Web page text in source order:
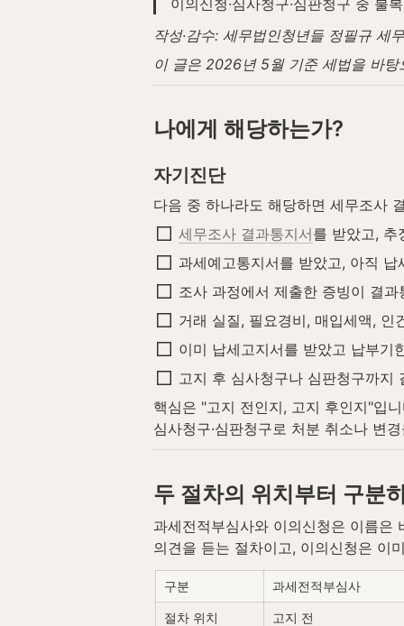
이의신청·심사청구·심판청구 중 불
작성·감수: 세무법인청년들 정필규 세
이 글은 2026년 5월 기준 세법을 바탕
나에게 해당하는가?
자기진단
다음 중 하나라도 해당하면 세무조사
세무조사 결과통지서를 받았고, 추
과세예고통지서를 받았고, 아직
조사 과정에서 제출한 증빙이 결
거래 실질, 필요경비, 매입세액, 인
이미 납세고지서를 받았고 납부기
고지 후 심사청구나 심판청구까지
핵심은 "고지 전인지, 고지 후인지"입
심사청구·심판청구로 처분 취소나 변
두 절차의 위치부터 구분
과세전적부심사와 이의신청은 이름은
의견을 듣는 절차이고, 이의신청은 이
구분 과세전적부심사
절차 위치 고지 전